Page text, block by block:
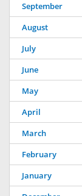
September
August
July
June
May
April
March
February
January